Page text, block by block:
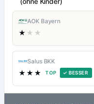
AOK Bayern
★ ★★
Salus BKK
★★★ TOP ✓ BESSER